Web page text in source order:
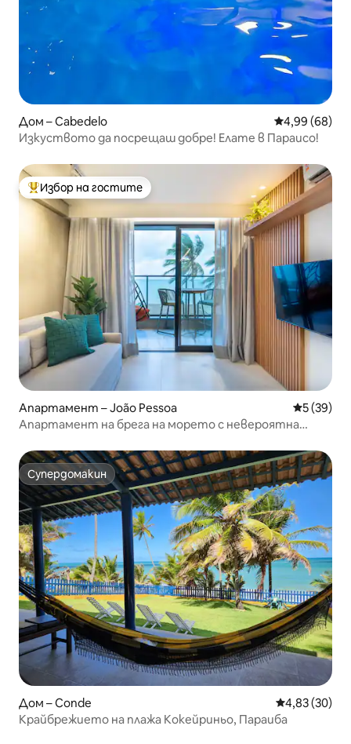
Дом – Cabedelo Средна
4,99 (68)
Изкуството да посрещаш добре! Елате в Параисо!
Най-популярен избор на гостите
Избор на гостите
Апартамент – João Pessoa Средна
5 (39)
Апартамент на брега на морето с невероятна
Супердомакин
Супердомакин
Дом – Conde Средна
4,83 (30)
Крайбрежието на плажа Кокейриньо, Параиба